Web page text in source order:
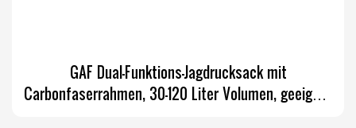
GAF Dual-Funktions-Jagdrucksack mit
Carbonfaserrahmen, 30–120 Liter Volumen, geeignet